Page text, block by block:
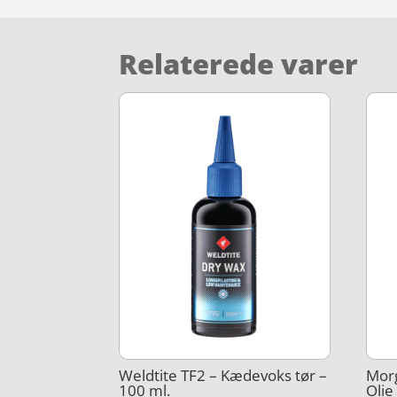
Relaterede varer
Weldtite TF2 – Kædevoks tør –
100 ml.